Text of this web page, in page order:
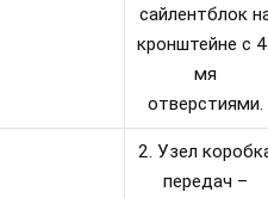
сайлентблок
кронштейне с
мя
отверстиями.
2. Узел
передач –